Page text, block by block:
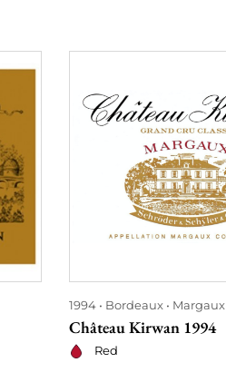
1994 Bordeaux Margaux
Château Kirwan 1994
Red